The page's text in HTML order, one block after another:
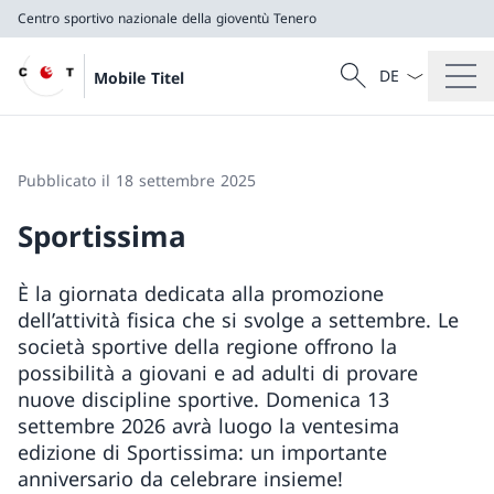
Centro sportivo nazionale della gioventù Tenero
Mobile Titel
Cercare
Ricerca
Dal menu a
Pubblicato il 18 settembre 2025
Sportissima
È la giornata dedicata alla promozione
dell’attività fisica che si svolge a settembre. Le
società sportive della regione offrono la
possibilità a giovani e ad adulti di provare
nuove discipline sportive. Domenica 13
settembre 2026 avrà luogo la ventesima
edizione di Sportissima: un importante
anniversario da celebrare insieme!